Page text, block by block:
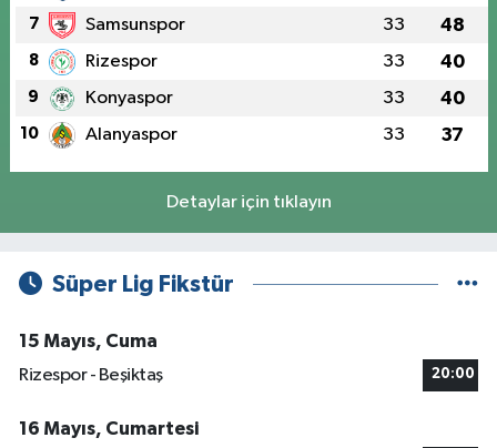
7 Samsunspor 33 48
8 Rizespor 33 40
9 Konyaspor 33 40
10 Alanyaspor 33 37
Detaylar için tıklayın
Süper Lig Fikstür
15 Mayıs, Cuma
Rizespor - Beşiktaş
20:00
16 Mayıs, Cumartesi